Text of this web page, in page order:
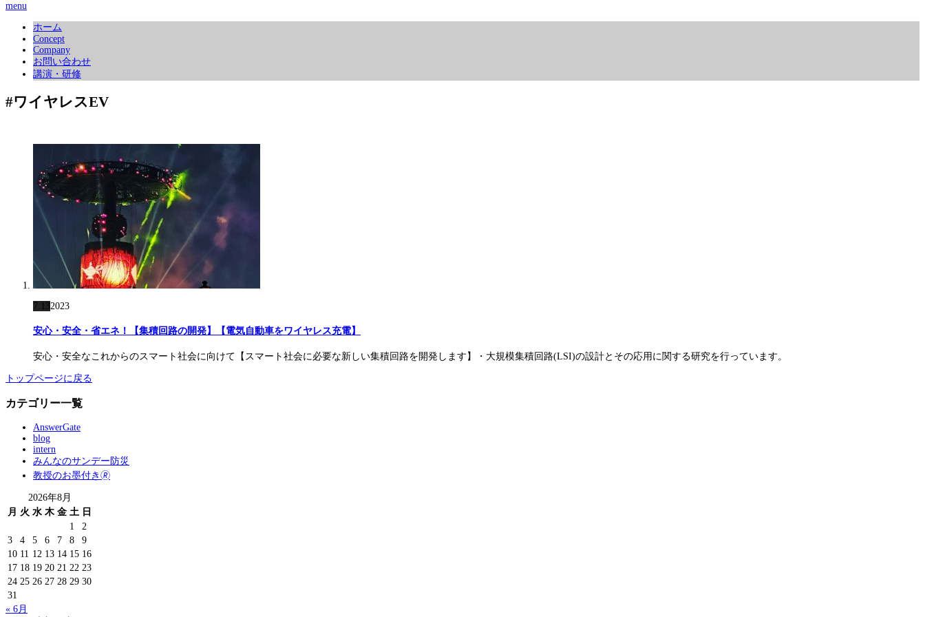
menu
ホーム
Concept
Company
お問い合わせ
講演・研修
#ワイヤレスEV
7.132023
安心・安全・省エネ！【集積回路の開発】【電気自動車をワイヤレス充電】
安心・安全なこれからのスマート社会に向けて【スマート社会に必要な新しい集積回路を開発します】・大規模集積回路(LSI)の設計とその応用に関する研究を行っています。
トップページに戻る
カテゴリー一覧
AnswerGate
blog
intern
みんなのサンデー防災
教授のお墨付き🄬
2026年8月
月 火 水 木 金 土 日
1
2
3
4 5 6 7 8
9
10 11 12 13 14 15 16
17 18 19 20 21 22 23
24 25 26 27 28 29 30
31
« 6月